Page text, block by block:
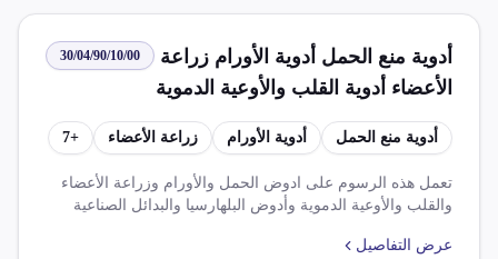
أدوية منع الحمل أدوية الأورام زراعة
الأعضاء أدوية القلب والأوعية الدموية
أدوية البلهارسيا البدائل الصناعية
للبلازما أدوية الأمراض المستعصية
المزمنة النفسية العصبية
30/04/90/10/00
أدوية منع الحمل أدوية الأورام زراعة الأعضاء +
7
تعمل هذه الرسوم على ادوض الحمل والأورام وزراعة الأعضاء
والقلب والأوعية الدموية وأدوض البلهارسيا والبدائل الصناعية
الحرة
عرض التفاصيل